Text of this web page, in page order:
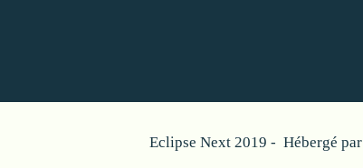
Eclipse Next 2019 - Hébergé par